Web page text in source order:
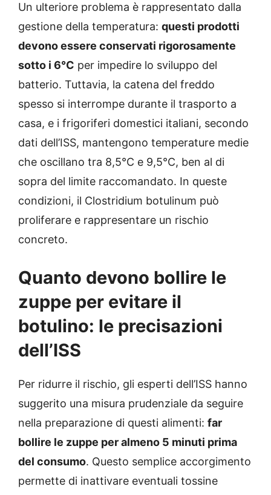
Un ulteriore problema è rappresentato dalla
gestione della temperatura: questi prodotti
devono essere conservati rigorosamente
sotto i 6°C per impedire lo sviluppo del
batterio. Tuttavia, la catena del freddo
spesso si interrompe durante il trasporto a
casa, e i frigoriferi domestici italiani, secondo
dati dell’ISS, mantengono temperature medie
che oscillano tra 8,5°C e 9,5°C, ben al di
sopra del limite raccomandato. In queste
condizioni, il Clostridium botulinum può
proliferare e rappresentare un rischio
concreto.
Quanto devono bollire le
zuppe per evitare il
botulino: le precisazioni
dell’ISS
Per ridurre il rischio, gli esperti dell’ISS hanno
suggerito una misura prudenziale da seguire
nella preparazione di questi alimenti: far
bollire le zuppe per almeno 5 minuti prima
del consumo. Questo semplice accorgimento
permette di inattivare eventuali tossine